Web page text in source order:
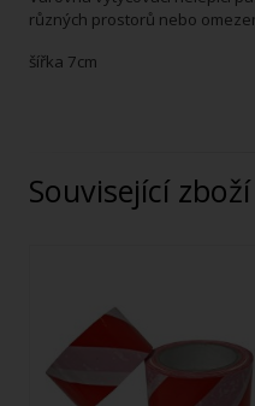
různých prostorů nebo
šířka 7cm
Související zboží